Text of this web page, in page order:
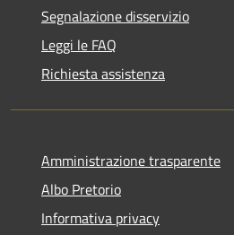
Segnalazione disservizio
Leggi le FAQ
Richiesta assistenza
Amministrazione trasparente
Albo Pretorio
Informativa privacy